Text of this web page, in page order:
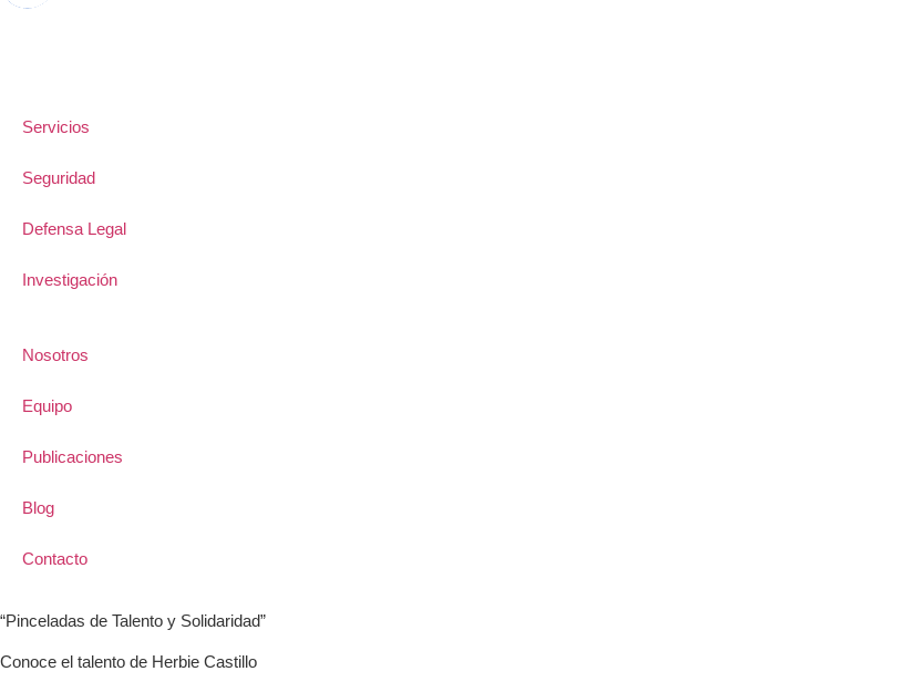
Servicios
Seguridad
Defensa Legal
Investigación
Nosotros
Equipo
Publicaciones
Blog
Contacto
“Pinceladas de Talento y Solidaridad”
Conoce el talento de Herbie Castillo